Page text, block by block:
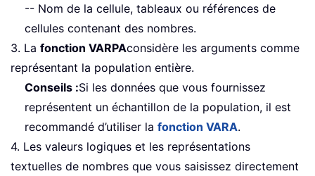
-- Nom de la cellule, tableaux ou références de
cellules contenant des nombres.
3. La fonction VARPAconsidère les arguments comme
représentant la population entière.
Conseils :Si les données que vous fournissez
représentent un échantillon de la population, il est
recommandé d’utiliser la fonction VARA.
4. Les valeurs logiques et les représentations
textuelles de nombres que vous saisissez directement